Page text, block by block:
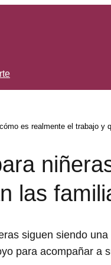
es realmente el trabajo y
las
siguen siendo
para acompañar a